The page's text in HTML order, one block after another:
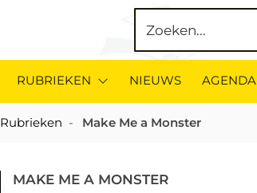
RUBRIEKEN NIEUWS AGENDA
Rubrieken - Make Me a Monster
MAKE ME A MONSTER